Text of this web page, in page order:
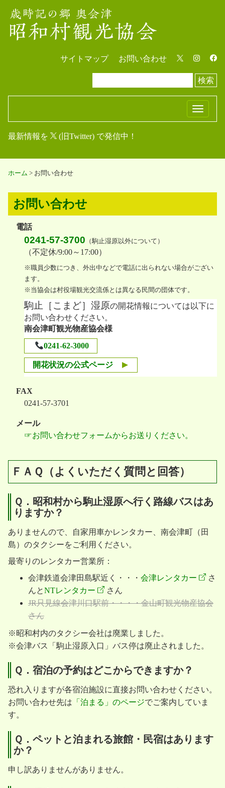
サイトマップ お問い合わせ
検索
T
o
l
n
最新情報を (旧Twitter) で発信中！
ホーム > お問い合わせ
お問い合わせ
電話
0241-57-3700 （駒止湿原以外について）
（不定休/9:00～17:00）
※職員少数につき、外出中などで電話に出られない場合がござい
ます。
※当協会は村役場観光交流係とは異なる民間の団体です。
駒止［こまど］湿原の開花情報については以下に
お問い合わせください。
南会津町観光物産協会様
0241-62-3000
開花状況の公式ページ
FAX
0241-57-3701
メール
☞お問い合わせフォームからお送りください。
ＦＡＱ（よくいただく質問と回答）
Ｑ．昭和村から駒止湿原へ行く路線バスはあ
りますか？
ありませんので、自家用車かレンタカー、南会津町（田
島）のタクシーをご利用ください。
最寄りのレンタカー営業所：
会津鉄道会津田島駅近く・・・ 会津レンタカー
さ
んとNTレンタカー
さん
JR只見線会津川口駅前・・・・金山町観光物産協会
さん
※昭和村内のタクシー会社は廃業しました。
※会津バス「駒止湿原入口」バス停は廃止されました。
Ｑ．宿泊の予約はどこからできますか？
恐れ入りますが各宿泊施設に直接お問い合わせください。
お問い合わせ先は 「泊まる」のページでご案内していま
す。
Ｑ．ペットと泊まれる旅館・民宿はあります
か？
申し訳ありませんがありません。